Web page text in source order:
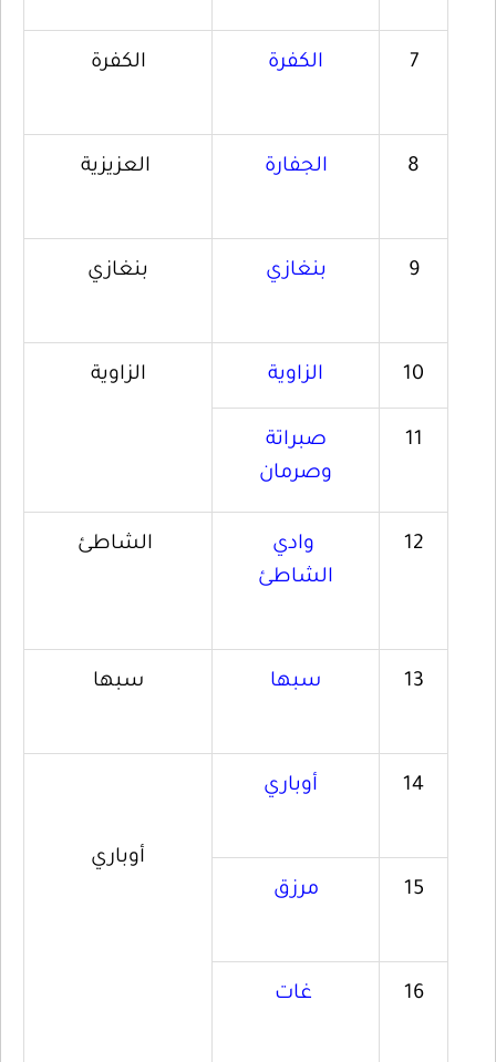
7 الكفرة الكفرة
8 الجفارة العزيزية
9 بنغازي بنغازي
10 الزاوية الزاوية
11
صبراتة
وصرمان
12
وادي
الشاطئ
الشاطئ
13 سبها سبها
14 أوباري
أوباري
15
مرزق
16 غات